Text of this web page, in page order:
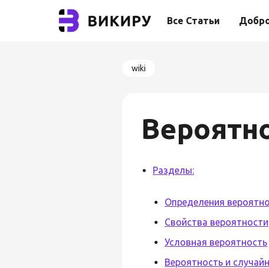
Все Статьи
wiki
Разделы:
Определения
Свойства вероятности
Условная вероятность
Вероятность и